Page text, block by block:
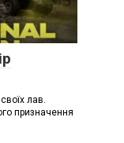
лав.
призначення